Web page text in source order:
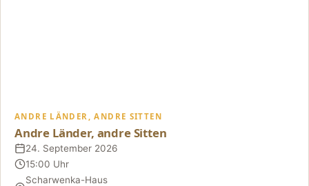
ANDRE LÄNDER, ANDRE SITTEN
Andre Länder, andre Sitten
Datum
24. September 2026
Uhrzeit
15:00 Uhr
Scharwenka-Haus